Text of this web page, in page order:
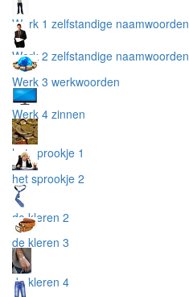
Werk 1 zelfstandige naamwoorden
Werk 2 zelfstandige naamwoorden
Werk 3 werkwoorden
Werk 4 zinnen
het sprookje 1
het sprookje 2
de kleren 2
de kleren 3
de kleren 4